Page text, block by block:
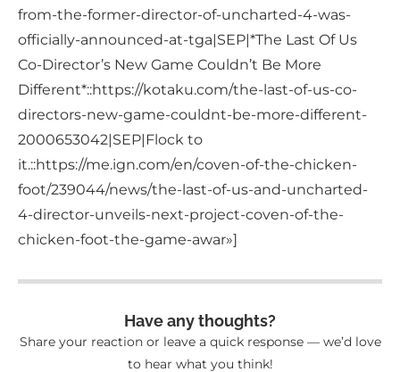
from-the-former-director-of-uncharted-4-was-
officially-announced-at-tga|SEP|*The Last Of Us
Co-Director’s New Game Couldn’t Be More
Different*::https://kotaku.com/the-last-of-us-co-
directors-new-game-couldnt-be-more-different-
2000653042|SEP|Flock to
it.::https://me.ign.com/en/coven-of-the-chicken-
foot/239044/news/the-last-of-us-and-uncharted-
4-director-unveils-next-project-coven-of-the-
chicken-foot-the-game-awar»]
Have any thoughts?
Share your reaction or leave a quick response — we’d love
to hear what you think!